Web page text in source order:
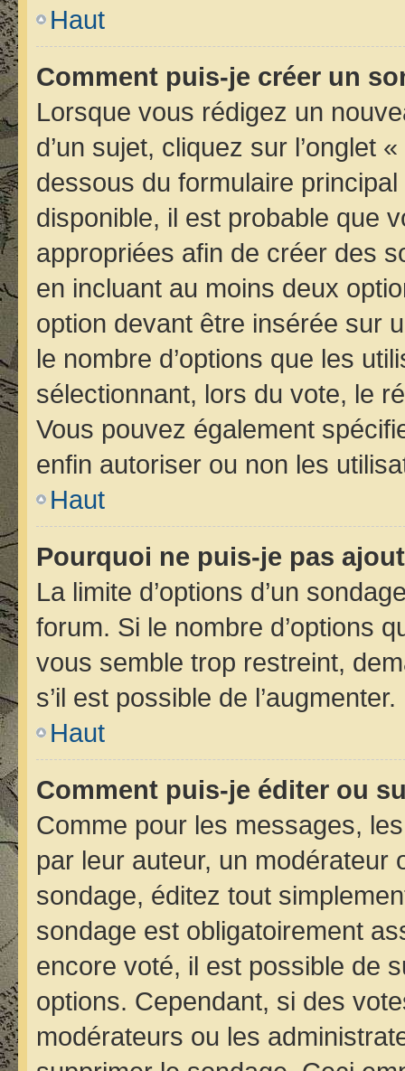
Haut
Comment puis-je créer un
Lorsque vous rédigez un
d’un sujet, cliquez sur l’onglet
dessous du formulaire
disponible, il est probable que
appropriées afin de créer des
en incluant au moins deux
option devant être insérée sur
le nombre d’options que les
sélectionnant, lors du vote, le
Vous pouvez également
enfin autoriser ou non les
Haut
Pourquoi ne puis-je pas
La limite d’options d’un
forum. Si le nombre d’options
vous semble trop restreint,
s’il est possible de l’augmenter.
Haut
Comment puis-je éditer ou
Comme pour les messages,
par leur auteur, un modérateur
sondage, éditez tout
sondage est obligatoirement
encore voté, il est possible de
options. Cependant, si des
modérateurs ou les